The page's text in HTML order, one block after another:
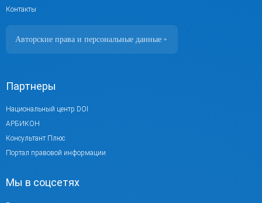
Контакты
Авторские права и персональные данные +
о персональных данных. Согласно
ст. 152.1 ГК РФ «Охрана изображения
гражданина», все фотоматериалы являются
объектами авторского права.
Их копирование и дальнейшее
правообладателя запрещено.
Партнеры
Национальный центр DOI
АРБИКОН
Консультант Плюс
Портал правовой информации
Мы в соцсетях